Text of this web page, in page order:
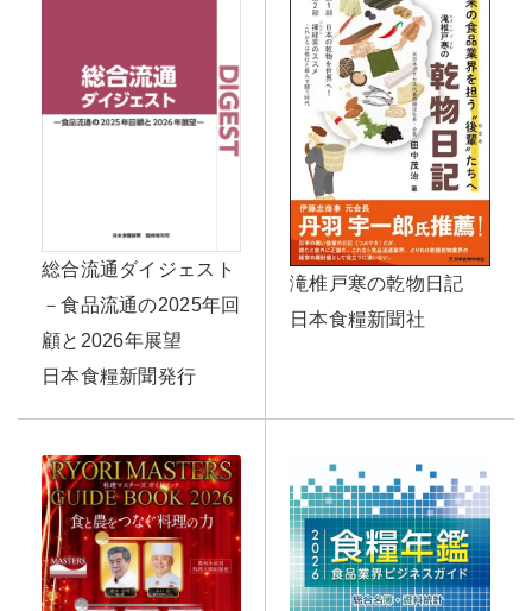
総合流通ダイジェスト
－食品流通の2025年回
顧と2026年展望
日本食糧新聞発行
滝椎戸寒の乾物日記
日本食糧新聞社